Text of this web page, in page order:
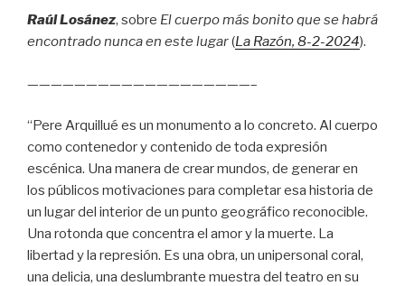
Raúl Losánez, sobre El cuerpo más bonito que se habrá
encontrado nunca en este lugar(La Razón, 8-2-2024).
———————————————————–
“Pere Arquillué es un monumento a lo concreto. Al cuerpo
como contenedor y contenido de toda expresión
escénica. Una manera de crear mundos, de generar en
los públicos motivaciones para completar esa historia de
un lugar del interior de un punto geográfico reconocible.
Una rotonda que concentra el amor y la muerte. La
libertad y la represión. Es una obra, un unipersonal coral,
una delicia, una deslumbrante muestra del teatro en su